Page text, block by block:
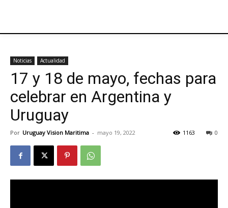
Noticias Actualidad
17 y 18 de mayo, fechas para
celebrar en Argentina y
Uruguay
Por Uruguay Vision Maritima - mayo 19, 2022 0
1163